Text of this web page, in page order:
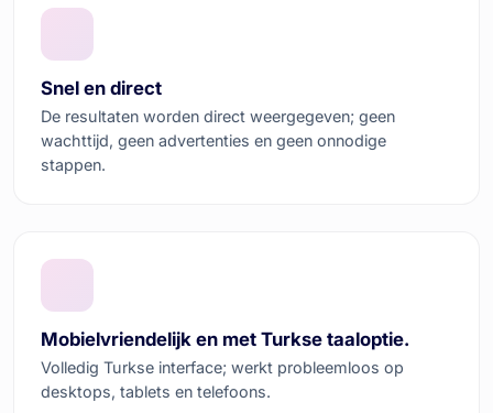
Snel en direct
De resultaten worden direct weergegeven; geen
wachttijd, geen advertenties en geen onnodige
stappen.
Mobielvriendelijk en met Turkse taaloptie.
Volledig Turkse interface; werkt probleemloos op
desktops, tablets en telefoons.